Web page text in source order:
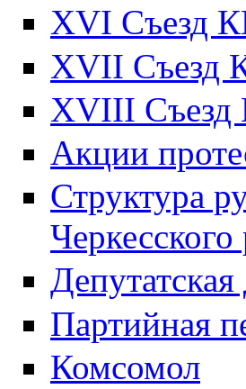
XVI Съезд
XVII Cъезд
XVIII
Акции
Структура
Депутатская
Партийная
Комсомол